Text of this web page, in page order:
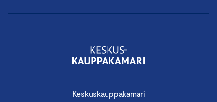
Keskuskauppakamari